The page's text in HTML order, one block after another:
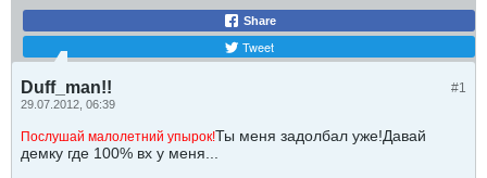
Share
Tweet
#1
Duff_man!!
29.07.2012, 06:39
Послушай малолетний упырок!Ты меня задолбал уже!Давай
демку где 100% вх у меня...